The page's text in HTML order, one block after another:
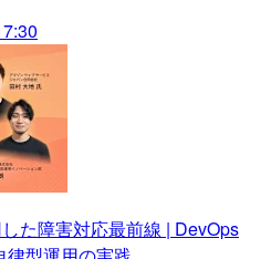
た障害対応最前線 | DevOps